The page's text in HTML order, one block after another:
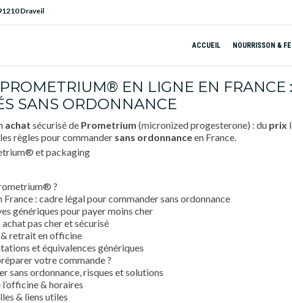
Draveil
ACCUEIL NOURRISSON &
EN LIGNE EN FRANCE
SANS ORDONNANCE
achat sécurisé de Prometrium (micronized progesterone) : du prix
règles pour commander sans ordonnanceen France.
?
France : cadre légal pour commander sans ordonnance
génériques pour payer moins cher
pas cher et sécurisé
retrait en officine
et équivalences génériques
votre commande ?
sans ordonnance, risques et solutions
& horaires
& liens utiles